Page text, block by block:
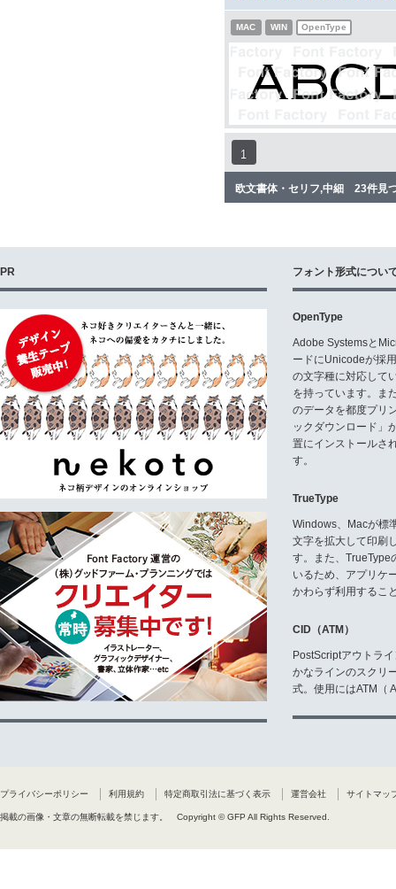
MAC WIN OpenType
1
欧文書体・セリフ,中細 23件見
PR フォント形式につい
OpenType
Adobe Systemsと
ードにUnicodeが採
の文字種に対応して
を持っています。ま
のデータを都度プリ
ックダウンロード」
置にインストールさ
す。
TrueType
Windows、Macが標
文字を拡大して印刷
す。また、TrueType
いるため、アプリケ
かわらず利用するこ
CID（ATM）
PostScriptアウトラ
かなラインのスクリ
式。使用にはATM（
プライバシーポリシー 利用規約 特定商取引法に基づく表示 運営会社 サイトマッ
掲載の画像・文章の無断転載を禁じます。 Copyright © GFP All Rights Reserved.